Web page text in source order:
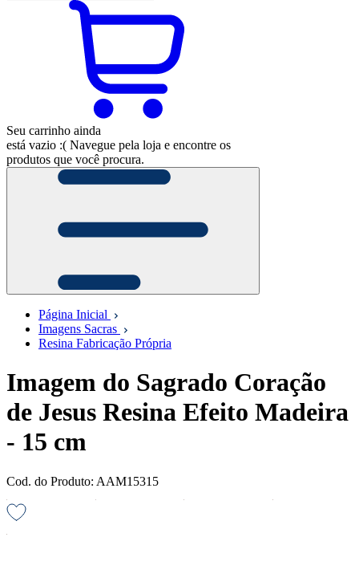
Seu carrinho ainda
está vazio :( Navegue pela loja e encontre os
produtos que você procura.
Página Inicial
Imagens Sacras
Resina Fabricação Própria
Imagem do Sagrado Coração
de Jesus Resina Efeito Madeira
- 15 cm
Cod. do Produto: AAM15315